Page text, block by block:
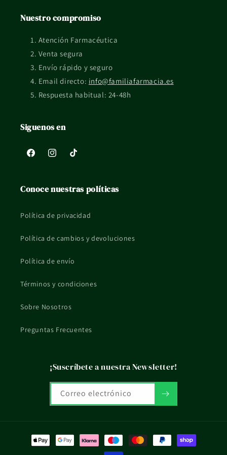
etiquetado del fabricante.
Si tienes una situación concreta, embarazo, lactancia, piel
reactiva o tratamiento en curso, mejor consultarlo con un
profesional sanitario.
La información de esta ficha es orientativa y no sustituye el
Nuestro compromiso
Atención Farmacéutica
Venta segura
Envío rápido y seguro
Email directo: info@familiafarmacia.es
Respuesta habitual: 24-48h
Siguenos en
FacebookInstagramTikTok
Conoce nuestras políticas
Política de privacidad
Política de cambios y devoluciones
Política de envío
Términos y condiciones
Sobre Nosotros
Preguntas Frecuentes
¡Suscríbete a nuestra Newsletter!
Correo electrónico
Formas